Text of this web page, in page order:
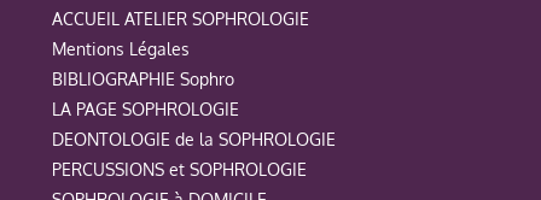
ACCUEIL ATELIER SOPHROLOGIE
Mentions Légales
BIBLIOGRAPHIE Sophro
LA PAGE SOPHROLOGIE
DEONTOLOGIE de la SOPHROLOGIE
PERCUSSIONS et SOPHROLOGIE